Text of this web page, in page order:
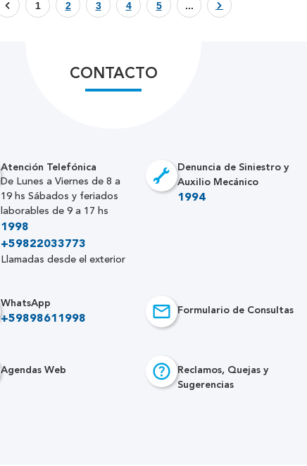
1 2 3 4 5 ...
CONTACTO
Atención Telefónica
De Lunes a Viernes de 8 a
19 hs Sábados y feriados
laborables de 9 a 17 hs
1998
+59822033773
Llamadas desde el exterior
Denuncia de Siniestro y
Auxilio Mecánico
1994
WhatsApp
+59898611998
Formulario de Consultas
Agendas Web
Reclamos, Quejas y
Sugerencias